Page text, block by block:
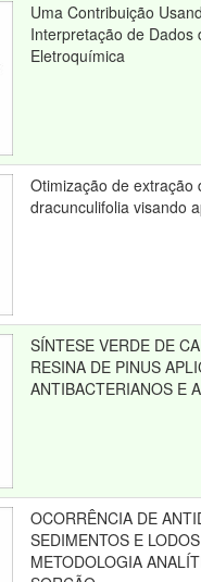
Uma Contribuição
Interpretação de Dados
Eletroquímica
Otimização de extração
dracunculifolia visando
SÍNTESE VERDE DE
RESINA DE PINUS
ANTIBACTERIANOS E
OCORRÊNCIA DE
SEDIMENTOS E
METODOLOGIA